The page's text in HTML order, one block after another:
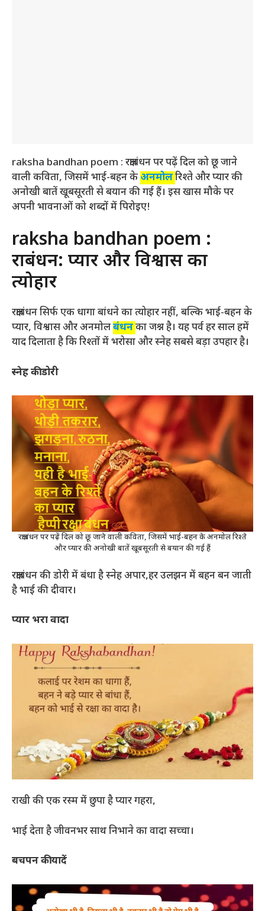
raksha bandhan poem : रक्षाबंधन पर पढ़ें दिल को छू जाने
वाली कविता, जिसमें भाई-बहन केअनमोलरिश्ते और प्यार की
अनोखी बातें खूबसूरती से बयान की गई हैं। इस खास मौके पर
अपनी भावनाओं को शब्दों में पिरोइए!
raksha bandhan poem :
रक्षाबंधन: प्यार और विश्वास का
त्योहार
रक्षाबंधन सिर्फ एक धागा बांधने का त्योहार नहीं, बल्कि भाई-बहन के
प्यार, विश्वास और अनमोलबंधनका जश्न है। यह पर्व हर साल हमें
याद दिलाता है कि रिश्तों में भरोसा और स्नेह सबसे बड़ा उपहार है।
स्नेह की डोरी
रक्षाबंधन पर पढ़ें दिल को छू जाने वाली कविता, जिसमें भाई-बहन के अनमोल रिश्ते
और प्यार की अनोखी बातें खूबसूरती से बयान की गई हैं
रक्षाबंधन की डोरी में बंधा है स्नेह अपार,हर उलझन में बहन बन जाती
है भाई की दीवार।
प्यार भरा वादा
राखी की एक रस्म में छुपा है प्यार गहरा,
भाई देता है जीवनभर साथ निभाने का वादा सच्चा।
बचपन की यादें